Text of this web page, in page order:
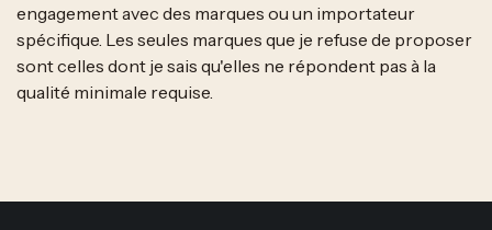
engagement avec des marques ou un importateur
spécifique. Les seules marques que je refuse de proposer
sont celles dont je sais qu'elles ne répondent pas à la
qualité minimale requise.